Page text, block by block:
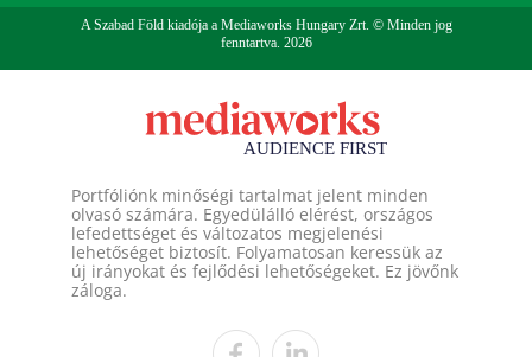
A Szabad Föld kiadója a Mediaworks Hungary Zrt. © Minden jog
fenntartva. 2026
Portfóliónk minőségi tartalmat jelent minden
olvasó számára. Egyedülálló elérést, országos
lefedettséget és változatos megjelenési
lehetőséget biztosít. Folyamatosan keressük az
új irányokat és fejlődési lehetőségeket. Ez jövőnk
záloga.